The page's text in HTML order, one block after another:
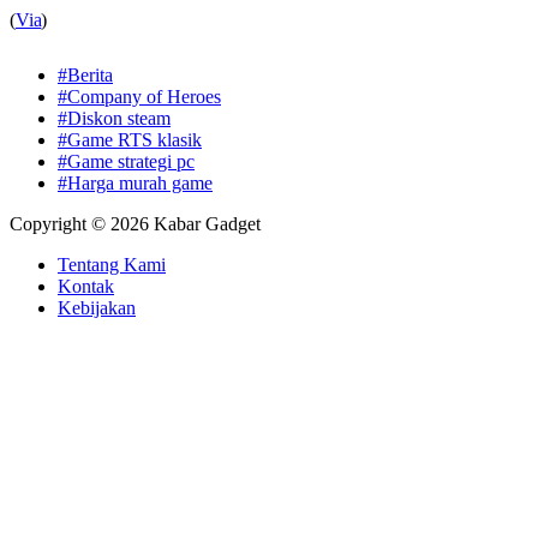
(Via)
#Berita
#Company of Heroes
#Diskon steam
#Game RTS klasik
#Game strategi pc
#Harga murah game
Copyright © 2026 Kabar Gadget
Tentang Kami
Kontak
Kebijakan